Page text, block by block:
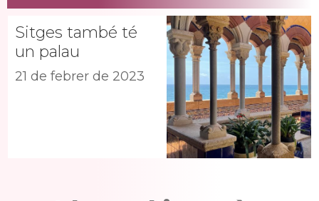
Sitges també té
un palau
21 de febrer de 2023